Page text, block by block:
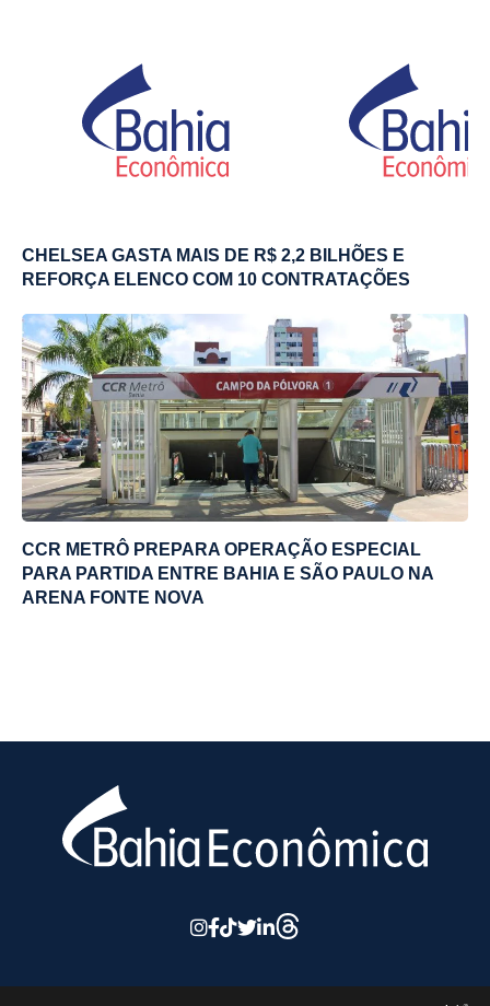
CHELSEA GASTA MAIS DE R$ 2,2 BILHÕES E
REFORÇA ELENCO COM 10 CONTRATAÇÕES
CCR METRÔ PREPARA OPERAÇÃO ESPECIAL
PARA PARTIDA ENTRE BAHIA E SÃO PAULO NA
ARENA FONTE NOVA